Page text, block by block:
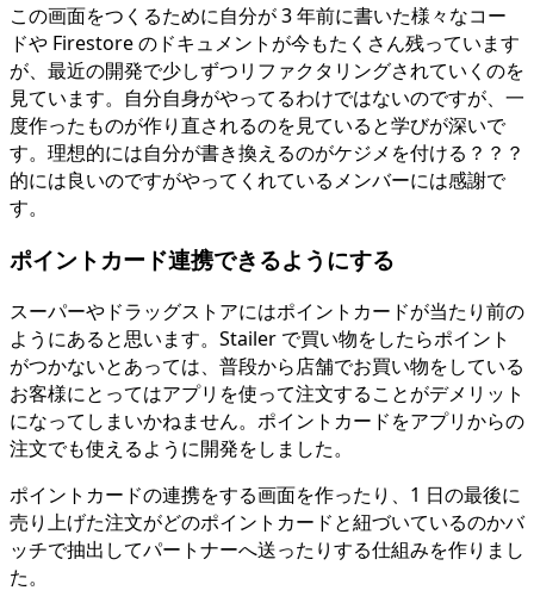
この画面をつくるために自分が 3 年前に書いた様々なコー
ドや Firestore のドキュメントが今もたくさん残っています
が、最近の開発で少しずつリファクタリングされていくのを
見ています。自分自身がやってるわけではないのですが、一
度作ったものが作り直されるのを見ていると学びが深いで
す。理想的には自分が書き換えるのがケジメを付ける？？？
的には良いのですがやってくれているメンバーには感謝で
す。
ポイントカード連携できるようにする
スーパーやドラッグストアにはポイントカードが当たり前の
ようにあると思います。Stailer で買い物をしたらポイント
がつかないとあっては、普段から店舗でお買い物をしている
お客様にとってはアプリを使って注文することがデメリット
になってしまいかねません。ポイントカードをアプリからの
注文でも使えるように開発をしました。
ポイントカードの連携をする画面を作ったり、1 日の最後に
売り上げた注文がどのポイントカードと紐づいているのかバ
ッチで抽出してパートナーへ送ったりする仕組みを作りまし
た。